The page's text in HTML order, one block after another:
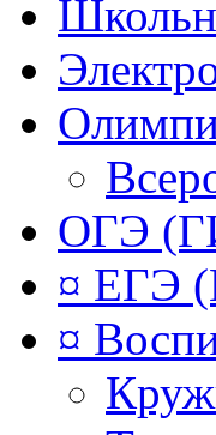
ОГЭ
¤ ЕГЭ
¤